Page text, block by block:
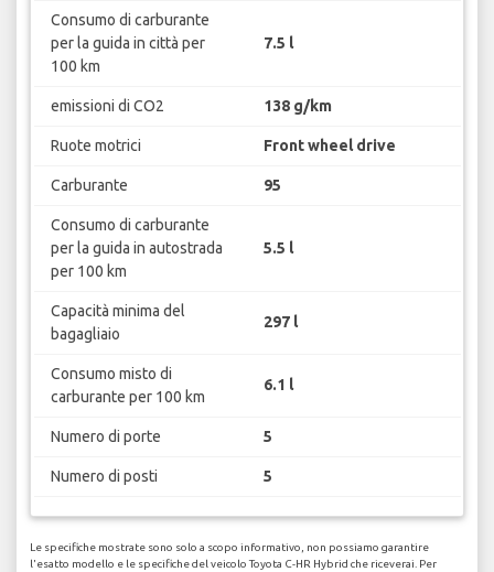
Consumo di carburante
per la guida in città per
100 km
7.5 l
emissioni di CO2 138 g/km
Ruote motrici Front wheel drive
Carburante 95
Consumo di carburante
per la guida in autostrada
per 100 km
5.5 l
Capacità minima del
bagagliaio
297 l
Consumo misto di
carburante per 100 km
6.1 l
Numero di porte 5
Numero di posti 5
Le specifiche mostrate sono solo a scopo informativo, non possiamo garantire
l'esatto modello e le specifiche del veicolo Toyota C-HR Hybrid che riceverai. Per